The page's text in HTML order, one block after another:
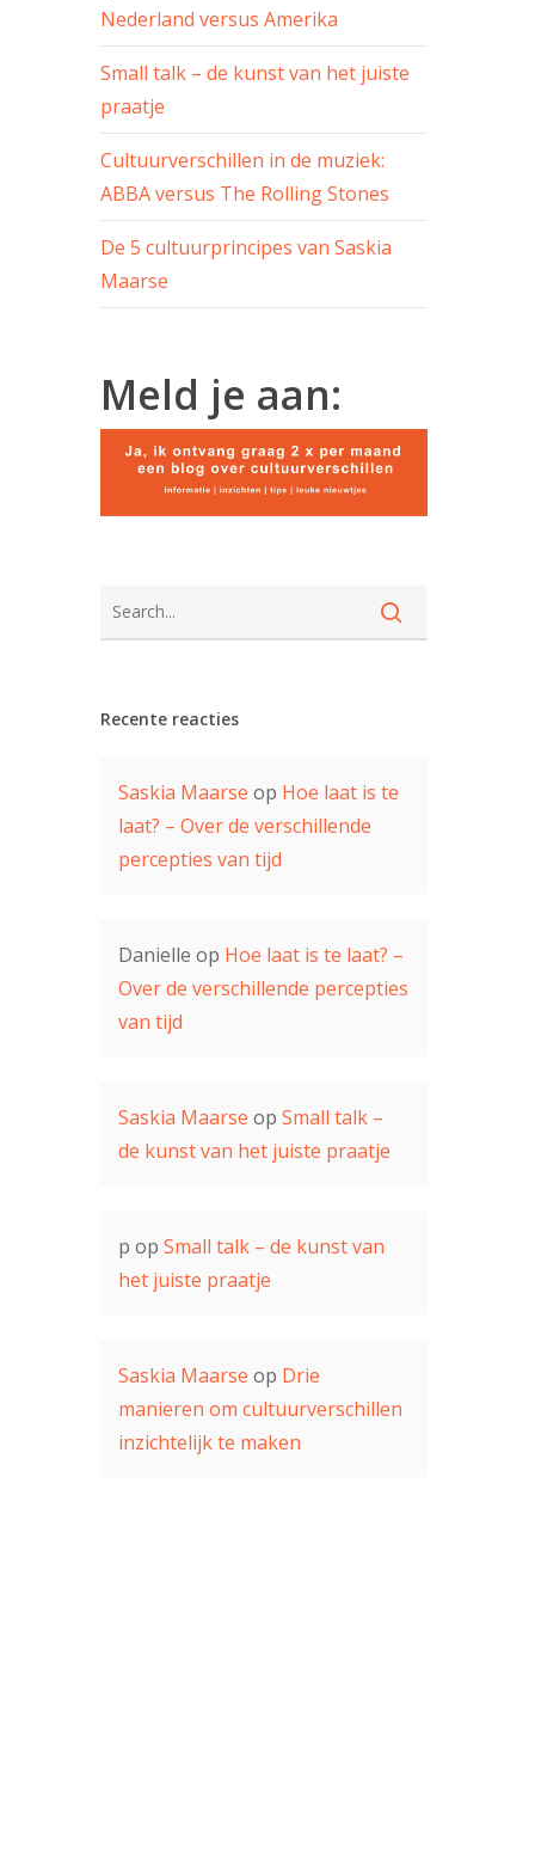
Nederland versus Amerika
Small talk – de kunst van het juiste
praatje
Cultuurverschillen in de muziek:
ABBA versus The Rolling Stones
De 5 cultuurprincipes van Saskia
Maarse
Meld je aan:
Recente reacties
Saskia Maarse op Hoe laat is te
laat? – Over de verschillende
percepties van tijd
Danielle op Hoe laat is te laat? –
Over de verschillende percepties
van tijd
Saskia Maarse opSmall talk –
de kunst van het juiste praatje
p opSmall talk – de kunst van
het juiste praatje
Saskia Maarse op Drie
manieren om cultuurverschillen
inzichtelijk te maken